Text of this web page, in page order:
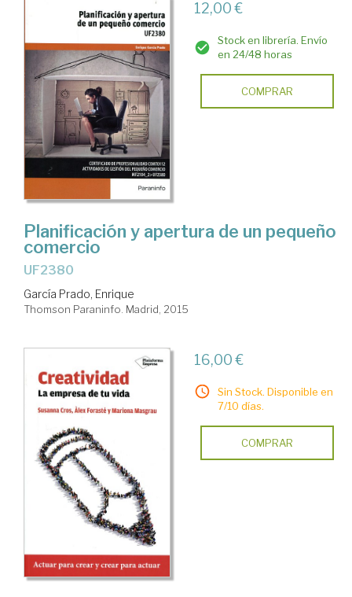
12,00 €
Stock en librería. Envío
en 24/48 horas
COMPRAR
Planificación y apertura de un pequeño
comercio
UF2380
García Prado, Enrique
Thomson Paraninfo. Madrid, 2015
16,00 €
Sin Stock. Disponible en
7/10 días.
COMPRAR